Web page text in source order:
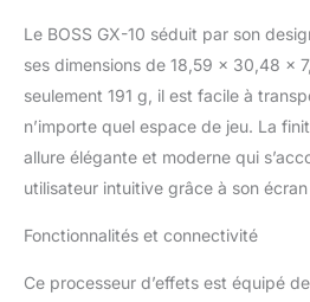
Le BOSS GX-10 séduit par son
ses dimensions de 18,59 x 30,48 x
seulement 191 g, il est facile à
n’importe quel espace de jeu. La
allure élégante et moderne qui
utilisateur intuitive grâce à son
Fonctionnalités et connectivité
Ce processeur d’effets est équipé